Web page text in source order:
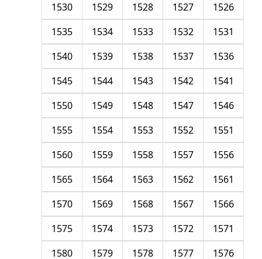
1526
1527
1528
1529
1530
1531
1532
1533
1534
1535
1536
1537
1538
1539
1540
1541
1542
1543
1544
1545
1546
1547
1548
1549
1550
1551
1552
1553
1554
1555
1556
1557
1558
1559
1560
1561
1562
1563
1564
1565
1566
1567
1568
1569
1570
1571
1572
1573
1574
1575
1576
1577
1578
1579
1580